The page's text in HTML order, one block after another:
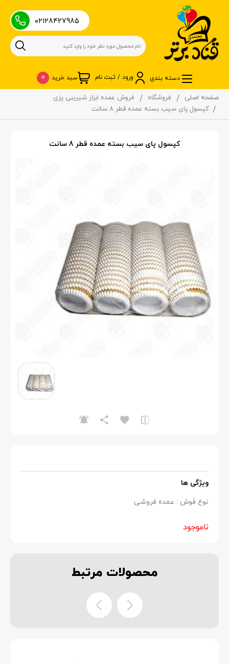
۰۲۱28427985
دسته بندی ورود / ثبت نام سبد خرید 0
صفحه اصلی فروشگاه
فروش عمده ابزار شیرینی پزی
کپسول پای سیب بسته عمده قطر 8 سانت
کپسول پای سیب بسته عمده قطر 8 سانت
ویژگی ها
نوع فوش : عمده فروشی
ناموجود
محصولات مرتبط